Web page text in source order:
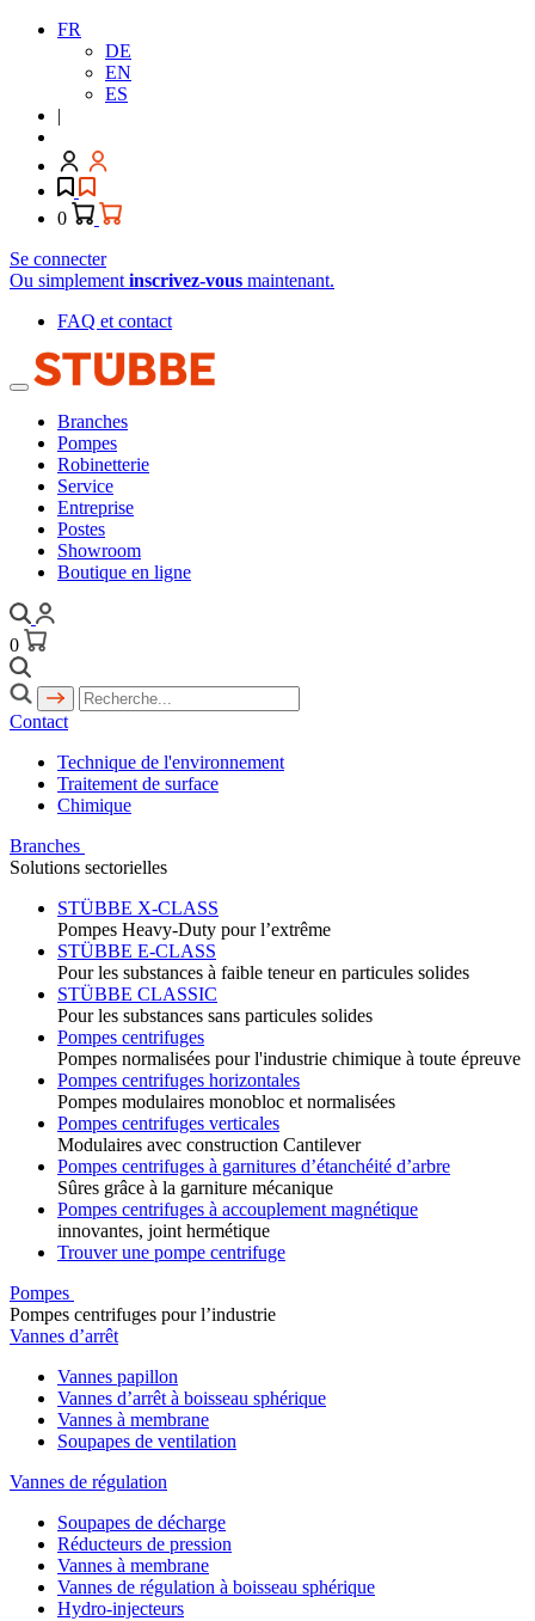
FR
DE
EN
ES
|
0
Se connecter
Ou simplement inscrivez-vous maintenant.
FAQ et contact
Branches
Pompes
Robinetterie
Service
Entreprise
Postes
Showroom
Boutique en ligne
0
Contact
Technique de l'environnement
Traitement de surface
Chimique
Branches
Solutions sectorielles
STÜBBE X-CLASS
Pompes Heavy-Duty pour l’extrême
STÜBBE E-CLASS
Pour les substances à faible teneur en particules solides
STÜBBE CLASSIC
Pour les substances sans particules solides
Pompes centrifuges
Pompes normalisées pour l'industrie chimique à toute épreuve
Pompes centrifuges horizontales
Pompes modulaires monobloc et normalisées
Pompes centrifuges verticales
Modulaires avec construction Cantilever
Pompes centrifuges à garnitures d’étanchéité d’arbre
Sûres grâce à la garniture mécanique
Pompes centrifuges à accouplement magnétique
innovantes, joint hermétique
Trouver une pompe centrifuge
Pompes
Pompes centrifuges pour l’industrie
Vannes d’arrêt
Vannes papillon
Vannes d’arrêt à boisseau sphérique
Vannes à membrane
Soupapes de ventilation
Vannes de régulation
Soupapes de décharge
Réducteurs de pression
Vannes à membrane
Vannes de régulation à boisseau sphérique
Hydro-injecteurs